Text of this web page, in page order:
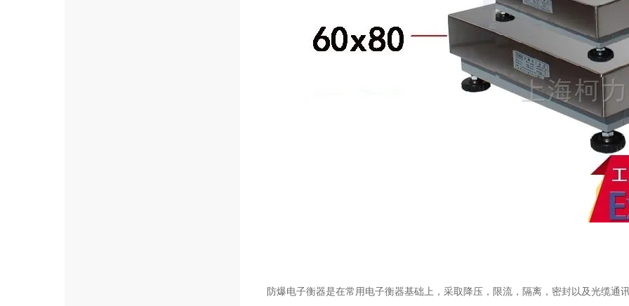
防爆电子衡器是在常用电子衡器基础上，采取降压，限流，隔离，密封以及光缆通